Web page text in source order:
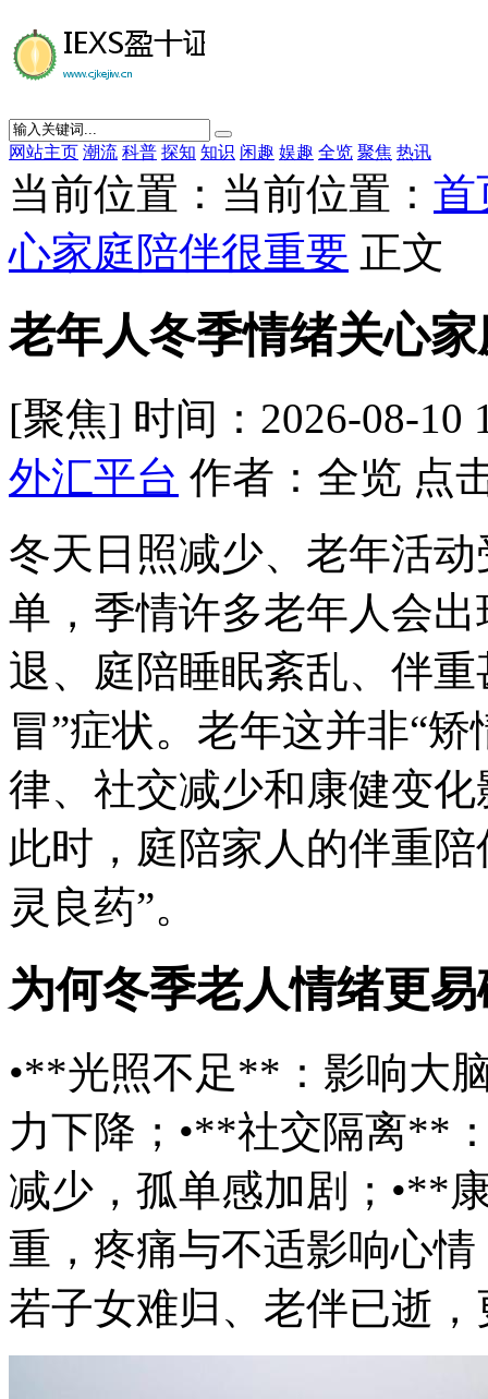
网站主页 潮流 科普 探知 知识 闲趣 娱趣 全览 聚焦 热讯
当前位置：当前位置： 首
心家庭陪伴很重要 正文
老年人冬季情绪关心
[聚焦] 时间：2026-08-10
外汇平台 作者：全览 点
冬天日照减少、老年活
单，季情许多老年人会
退、庭陪睡眠紊乱、伴
冒”症状。老年这并非“
律、社交减少和康健变
此时，庭陪家人的伴重
灵良药”。
为何冬季老人情绪更
•**光照不足**：影响大
力下降；•**社交隔离**
减少，孤单感加剧；•**
重，疼痛与不适影响心
若子女难归、老伴已逝